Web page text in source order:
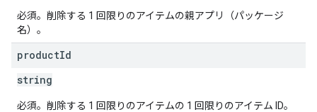
必須。削除する 1 回限りのアイテムの親アプリ（パッケージ
名）。
productId
string
必須。削除する 1 回限りのアイテムの 1 回限りのアイテム ID。